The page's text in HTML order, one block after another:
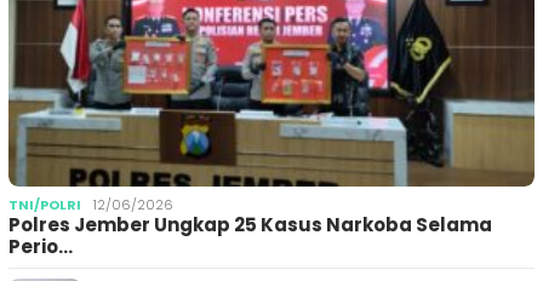
TNI/POLRI 12/06/2026
Polres Jember Ungkap 25 Kasus Narkoba Selama
Perio…